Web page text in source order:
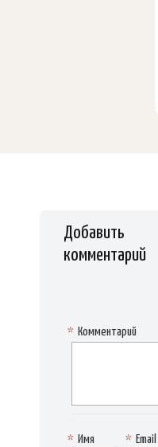
Добавить
комментарий
Комментарий
*
Имя
* Email
*